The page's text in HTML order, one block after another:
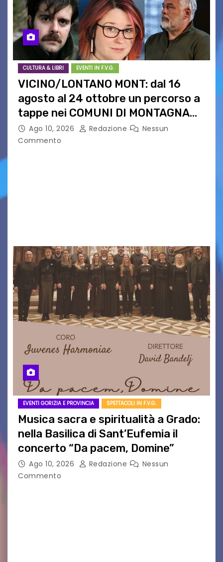
CULTURA & LIBRI EVENTI IN F.V.G.
VICINO/LONTANO MONT: dal 16
agosto al 24 ottobre un percorso a
tappe nei COMUNI DI MONTAGNA
DEL FVG
Ago 10, 2026 Redazione
Nessun
Commento
EVENTI GORIZIA E PROVINCIA SPETTACOLI IN F.V.G.
Musica sacra e spiritualità a Grado:
nella Basilica di Sant’Eufemia il
concerto “Da pacem, Domine”
Ago 10, 2026 Redazione
Nessun
Commento